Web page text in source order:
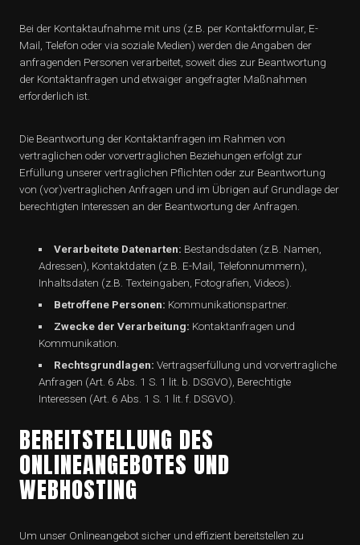
Bei der Kontaktaufnahme mit uns (z.B. per Kontaktformular, E-
Mail, Telefon oder via soziale Medien) werden die Angaben der
anfragenden Personen verarbeitet, soweit dies zur Beantwortung
der Kontaktanfragen und etwaiger angefragter Maßnahmen
erforderlich ist.
Die Beantwortung der Kontaktanfragen im Rahmen von
vertraglichen oder vorvertraglichen Beziehungen erfolgt zur
Erfüllung unserer vertraglichen Pflichten oder zur Beantwortung
von (vor)vertraglichen Anfragen und im Übrigen auf Grundlage der
berechtigten Interessen an der Beantwortung der Anfragen.
Verarbeitete Datenarten: Bestandsdaten (z.B. Namen,
Adressen), Kontaktdaten (z.B. E-Mail, Telefonnummern),
Inhaltsdaten (z.B. Texteingaben, Fotografien, Videos).
Betroffene Personen: Kommunikationspartner.
Zwecke der Verarbeitung: Kontaktanfragen und
Kommunikation.
Rechtsgrundlagen: Vertragserfüllung und vorvertragliche
Anfragen (Art. 6 Abs. 1 S. 1 lit. b. DSGVO), Berechtigte
Interessen (Art. 6 Abs. 1 S. 1 lit. f. DSGVO).
BEREITSTELLUNG DES
ONLINEANGEBOTES UND
WEBHOSTING
Um unser Onlineangebot sicher und effizient bereitstellen zu